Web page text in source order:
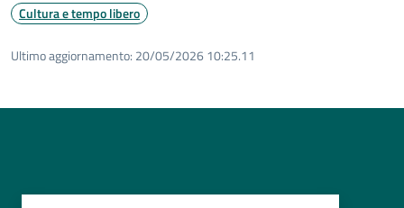
Cultura e tempo libero
Ultimo aggiornamento: 20/05/2026 10:25.11